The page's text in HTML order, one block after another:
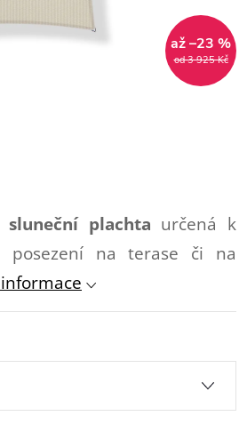
od 3 925 Kč
až –23 %
sluneční plachta určená k
posezení na terase či na